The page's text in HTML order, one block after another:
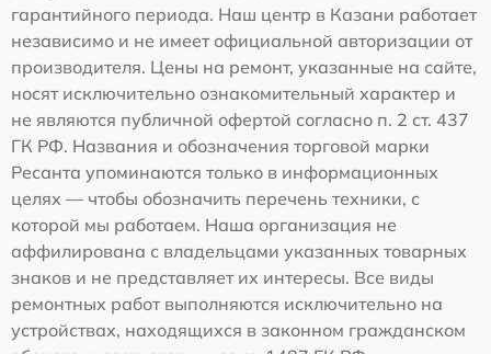
гарантийного периода. Наш центр в Казани работает
независимо и не имеет официальной авторизации от
производителя. Цены на ремонт, указанные на сайте,
носят исключительно ознакомительный характер и
не являются публичной офертой согласно п. 2 ст. 437
ГК РФ. Названия и обозначения торговой марки
Ресанта упоминаются только в информационных
целях — чтобы обозначить перечень техники, с
которой мы работаем. Наша организация не
аффилирована с владельцами указанных товарных
знаков и не представляет их интересы. Все виды
ремонтных работ выполняются исключительно на
устройствах, находящихся в законном гражданском